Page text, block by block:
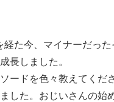
経た今、マイナーだっ
長しました。
ードを色々教えてくだ
した。おじいさんの始